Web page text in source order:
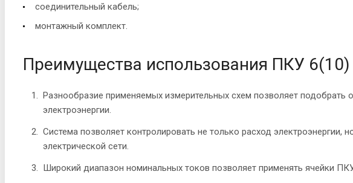
соединительный кабель;
монтажный комплект.
Преимущества использования ПКУ 6(10)
Разнообразие применяемых измерительных схем позволяет подобрать
электроэнергии.
Система позволяет контролировать не только расход электроэнергии,
электрической сети.
Широкий диапазон номинальных токов позволяет применять ячейки